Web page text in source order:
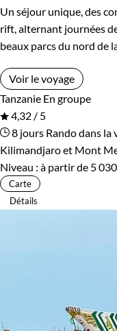
Un séjour unique, des
rift, alternant journées
beaux parcs du nord de
Voir le voyage
Tanzanie En groupe
4,32 / 5
8 jours Rando dans la
Kilimandjaro et Mont
Niveau : à partir de 5
Carte
Détails